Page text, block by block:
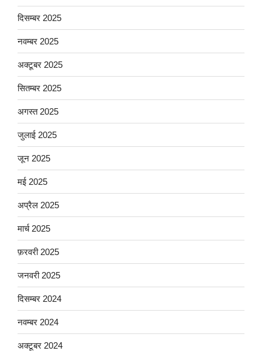
दिसम्बर 2025
नवम्बर 2025
अक्टूबर 2025
सितम्बर 2025
अगस्त 2025
जुलाई 2025
जून 2025
मई 2025
अप्रैल 2025
मार्च 2025
फ़रवरी 2025
जनवरी 2025
दिसम्बर 2024
नवम्बर 2024
अक्टूबर 2024